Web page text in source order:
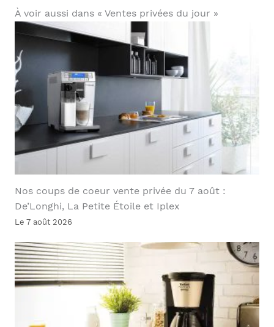
À voir aussi dans « Ventes privées du jour »
Nos coups de coeur vente privée du 7 août :
De’Longhi, La Petite Étoile et Iplex
Le 7 août 2026